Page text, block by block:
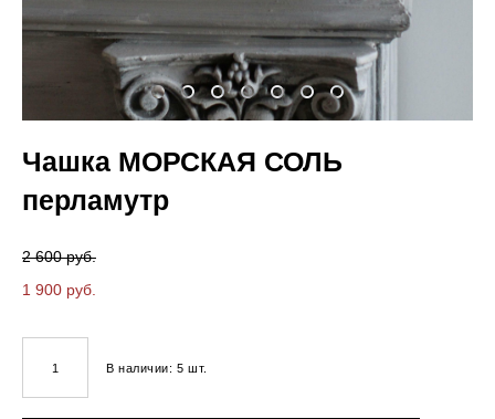
Чашка МОРСКАЯ СОЛЬ
перламутр
2 600 pуб.
1 900 pуб.
В наличии:5 шт.